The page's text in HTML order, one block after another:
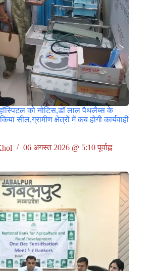
को नोटिस,डॉ लाल पैथलैब्स के
सील,ग्रामीण क्षेत्रों में कब होगी कार्यवाही
06 अगस्त 2026 @ 5:10 पूर्वाह्न